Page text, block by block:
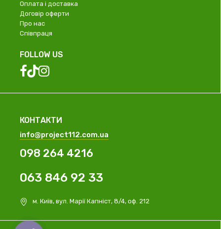
Оплата і доставка
Договір оферти
Про нас
Співпраця
FOLLOW US
КОНТАКТИ
info@project112.com.ua
098 264 4216
063 846 92 33
м. Київ, вул. Марії Капніст, 8/4, оф. 212